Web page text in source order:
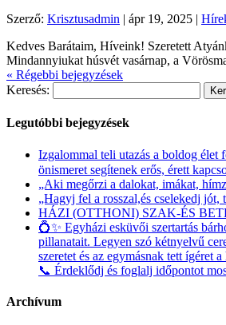
Szerző: Krisztusadmin | ápr 19, 2025 |
Kedves Barátaim, Híveink! Szeretett
Mindannyiukat húsvét vasárnap, a
« Régebbi bejegyzések
Keresés:
Legutóbbi bejegyzések
Izgalommal teli utazás a boldog élet
önismeret segítenek erős, érett
„Aki megőrzi a dalokat, imákat,
„Hagyj fel a rosszal,és cselekedj jót,
HÁZI (OTTHONI) SZAK-ÉS
💍✨ Egyházi esküvői szertartás
pillanatait. Legyen szó kétnyelvű
szeretet és az egymásnak tett ígéret
📞 Érdeklődj és foglalj időpontot
Archívum